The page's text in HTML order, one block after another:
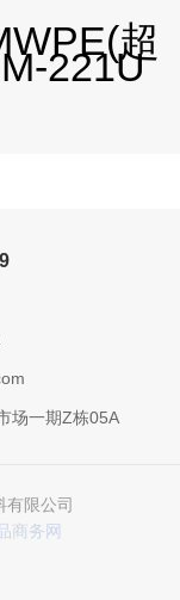
超
221U
场一期Z栋05A
限公司
商务网